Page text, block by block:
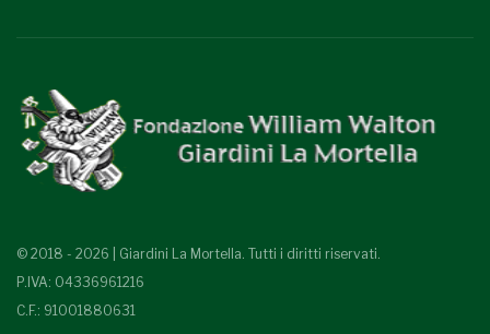
© 2018 - 2026 | Giardini La Mortella. Tutti i diritti riservati.
P.IVA: 04336961216
C.F.: 91001880631